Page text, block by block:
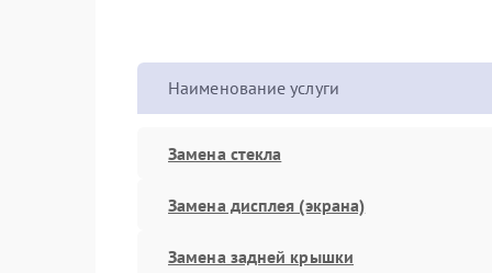
Наименование услуги
Замена стекла
Замена дисплея (экрана)
Замена задней крышки